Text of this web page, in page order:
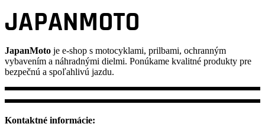
JAPANMOTO
JapanMoto je e-shop s motocyklami, prilbami, ochranným
vybavením a náhradnými dielmi. Ponúkame kvalitné produkty pre
bezpečnú a spoľahlivú jazdu.
Kontaktné informácie: